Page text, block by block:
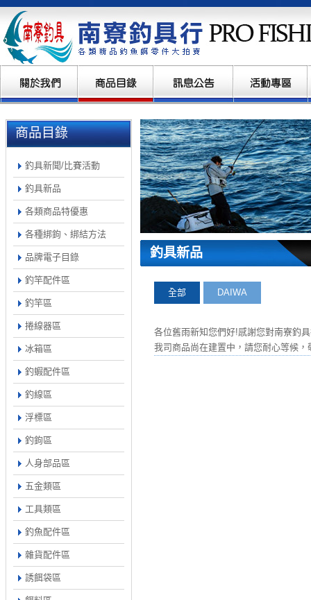
商品目錄
釣具新聞/比賽活動
釣具新品
各類商品特優惠
各種綁鉤、綁結方法
品牌電子目錄
釣竿配件區
釣竿區
捲線器區
冰箱區
釣蝦配件區
釣線區
浮標區
釣鉤區
人身部品區
五金類區
工具類區
釣魚配件區
雜貨配件區
誘餌袋區
釣具新品
全部 DAIWA
各位舊雨新知您們好!感謝您對南寮釣
我司商品尚在建置中，請您耐心等候，